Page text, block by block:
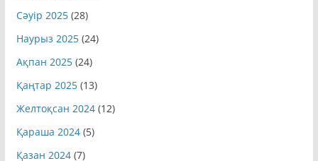
Сәуір 2025(28)
Наурыз 2025(24)
Ақпан 2025(24)
Қаңтар 2025(13)
Желтоқсан 2024(12)
Қараша 2024(5)
Қазан 2024(7)